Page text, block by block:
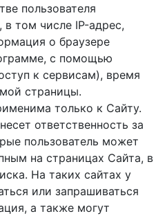
пользователя
в том числе IP-адрес,
о браузере
с помощью
к cервисам), время
страницы.
только к Сайту.
ответственность за
пользователь может
на страницах Сайта, в
На таких сайтах у
или запрашиваться
а также могут